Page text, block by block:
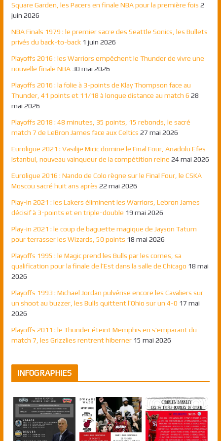
Square Garden, les Pacers en finale NBA pour la première fois 2
juin 2026
NBA Finals 1979 : le premier sacre des Seattle Sonics, les Bullets
privés du back-to-back 1 juin 2026
Playoffs 2016 : les Warriors empêchent le Thunder de vivre une
nouvelle finale NBA 30 mai 2026
Playoffs 2016 : la folie à 3-points de Klay Thompson face au
Thunder, 41 points et 11/18 à longue distance au match 6 28
mai 2026
Playoffs 2018 : 48 minutes, 35 points, 15 rebonds, le sacré
match 7 de LeBron James face aux Celtics 27 mai 2026
Euroligue 2021 : Vasilije Micic domine le Final Four, Anadolu Efes
Istanbul, nouveau vainqueur de la compétition reine 24 mai 2026
Euroligue 2016 : Nando de Colo règne sur le Final Four, le CSKA
Moscou sacré huit ans après 22 mai 2026
Play-in 2021 : les Lakers éliminent les Warriors, Lebron James
décisif à 3-points et en triple-double 19 mai 2026
Play-in 2021 : le coup de baguette magique de Jayson Tatum
pour terrasser les Wizards, 50 points 18 mai 2026
Playoffs 1995 : le Magic prend les Bulls par les cornes, sa
qualification pour la finale de l’Est dans la salle de Chicago 18 mai
2026
Playoffs 1993 : Michael Jordan pulvérise encore les Cavaliers sur
un shoot au buzzer, les Bulls quittent l’Ohio sur un 4-0 17 mai
2026
Playoffs 2011 : le Thunder éteint Memphis en s’emparant du
match 7, les Grizzlies rentrent hiberner 15 mai 2026
INFOGRAPHIES